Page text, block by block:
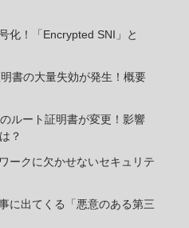
化！「Encrypted SNI」と
書の大量失効が発生！概要
ルート証明書が変更！影響
？
ークに欠かせないセキュリテ
に出てくる「悪意のある第三